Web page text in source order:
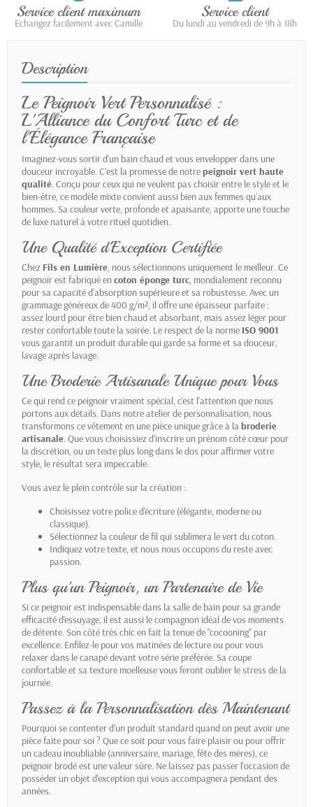
Service client maximum
Echangez facilement avec Camille
Service client
Du lundi au vendredi de 9h à 18h
Description
Le Peignoir Vert Personnalisé :
L'Alliance du Confort Turc et de
l'Élégance Française
Imaginez-vous sortir d'un bain chaud et vous envelopper dans une
douceur incroyable. C’est la promesse de notre peignoir vert haute
qualité . Conçu pour ceux qui ne veulent pas choisir entre le style et le
bien-être, ce modèle mixte convient aussi bien aux femmes qu’aux
hommes. Sa couleur verte, profonde et apaisante, apporte une touche
de luxe naturel à votre rituel quotidien.
Une Qualité d'Exception Certifiée
Chez Fils en Lumière , nous sélectionnons uniquement le meilleur. Ce
peignoir est fabriqué encoton éponge turc , mondialement reconnu
pour sa capacité d'absorption supérieure et sa robustesse. Avec un
grammage généreux de 400 g/m², il offre une épaisseur parfaite :
assez lourd pour être bien chaud et absorbant, mais assez léger pour
rester confortable toute la soirée. Le respect de la norme ISO 9001
vous garantit un produit durable qui garde sa forme et sa douceur,
lavage après lavage.
Une Broderie Artisanale Unique pour Vous
Ce qui rend ce peignoir vraiment spécial, c'est l'attention que nous
portons aux détails. Dans notre atelier de personnalisation, nous
transformons ce vêtement en une pièce unique grâce à la broderie
artisanale . Que vous choisissiez d'inscrire un prénom côté cœur pour
la discrétion, ou un texte plus long dans le dos pour affirmer votre
style, le résultat sera impeccable.
Vous avez le plein contrôle sur la création :
Choisissez votre police d'écriture (élégante, moderne ou
classique).
Sélectionnez la couleur de fil qui sublimera le vert du coton.
Indiquez votre texte, et nous nous occupons du reste avec
passion.
Plus qu'un Peignoir, un Partenaire de Vie
Si ce peignoir est indispensable dans la salle de bain pour sa grande
efficacité d'essuyage, il est aussi le compagnon idéal de vos moments
de détente. Son côté très chic en fait la tenue de "cocooning" par
excellence. Enfilez-le pour vos matinées de lecture ou pour vous
relaxer dans le canapé devant votre série préférée. Sa coupe
confortable et sa texture moelleuse vous feront oublier le stress de la
journée.
Passez à la Personnalisation dès Maintenant
Pourquoi se contenter d'un produit standard quand on peut avoir une
pièce faite pour soi ? Que ce soit pour vous faire plaisir ou pour offrir
un cadeau inoubliable (anniversaire, mariage, fête des mères), ce
peignoir brodé est une valeur sûre. Ne laissez pas passer l'occasion de
posséder un objet d'exception qui vous accompagnera pendant des
années.